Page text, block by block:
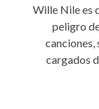
Wille Nile es
peligro
canciones,
cargados